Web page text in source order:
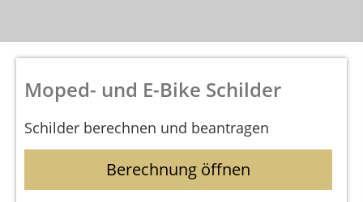
Moped- und E-Bike Schilder
Schilder berechnen und beantragen
Berechnung öffnen